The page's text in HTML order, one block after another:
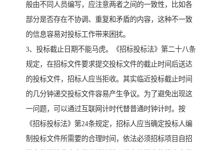
般由不同人员编写，应注意两者之间的一致性，比如各
部分是否存在不协调、重复和矛盾的内容，这种不一致
的信息容易对投标工作带来困扰。
3、投标截止日期不能马虎。《招标投标法》第二十八条
规定，在招标文件要求提交投标文件的截止时间后送达
的投标文件，招标人应当拒收。其实临近投标截止时间
的几分钟递交投标文件容易产生争议。为了避免出现这
一问题，可以通过互联网计时代替普通时钟计时。按
《招标投标法》第24条规定，招标人应当确定投标人编
制投标文件所需要的合理时间，依法必须招标项目自招